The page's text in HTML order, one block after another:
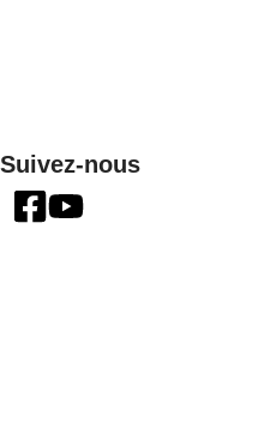
Suivez-nous